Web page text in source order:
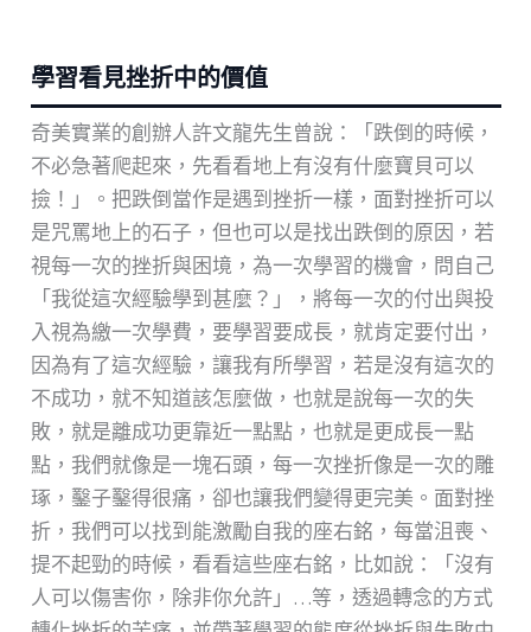
學習看見挫折中的價值
奇美實業的創辦人許文龍先生曾說：「跌倒的時候，
不必急著爬起來，先看看地上有沒有什麼寶貝可以
撿！」。把跌倒當作是遇到挫折一樣，面對挫折可以
是咒罵地上的石子，但也可以是找出跌倒的原因，若
視每一次的挫折與困境，為一次學習的機會，問自己
「我從這次經驗學到甚麼？」，將每一次的付出與投
入視為繳一次學費，要學習要成長，就肯定要付出，
因為有了這次經驗，讓我有所學習，若是沒有這次的
不成功，就不知道該怎麼做，也就是說每一次的失
敗，就是離成功更靠近一點點，也就是更成長一點
點，我們就像是一塊石頭，每一次挫折像是一次的雕
琢，鑿子鑿得很痛，卻也讓我們變得更完美。面對挫
折，我們可以找到能激勵自我的座右銘，每當沮喪、
提不起勁的時候，看看這些座右銘，比如說：「沒有
人可以傷害你，除非你允許」…等，透過轉念的方式